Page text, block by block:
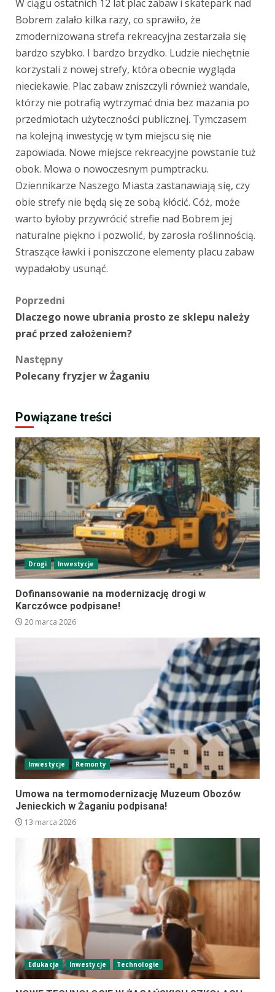
W ciągu ostatnich 12 lat plac zabaw i skatepark nad
Bobrem zalało kilka razy, co sprawiło, że
zmodernizowana strefa rekreacyjna zestarzała się
bardzo szybko. I bardzo brzydko. Ludzie niechętnie
korzystali z nowej strefy, która obecnie wygląda
nieciekawie. Plac zabaw zniszczyli również wandale,
którzy nie potrafią wytrzymać dnia bez mazania po
przedmiotach użyteczności publicznej. Tymczasem
na kolejną inwestycję w tym miejscu się nie
zapowiada. Nowe miejsce rekreacyjne powstanie tuż
obok. Mowa o nowoczesnym pumptracku.
Dziennikarze Naszego Miasta zastanawiają się, czy
obie strefy nie będą się ze sobą kłócić. Cóż, może
warto byłoby przywrócić strefie nad Bobrem jej
naturalne piękno i pozwolić, by zarosła roślinnością.
Straszące ławki i poniszczone elementy placu zabaw
wypadałoby usunąć.
Zobacz
wpisy
Poprzedni
Dlaczego nowe ubrania prosto ze sklepu należy
prać przed założeniem?
Następny
Polecany fryzjer w Żaganiu
Powiązane treści
Drogi Inwestycje
Dofinansowanie na modernizację drogi w
Karczówce podpisane!
20 marca 2026
Inwestycje Remonty
Umowa na termomodernizację Muzeum Obozów
Jenieckich w Żaganiu podpisana!
13 marca 2026
Edukacja Inwestycje Technologie